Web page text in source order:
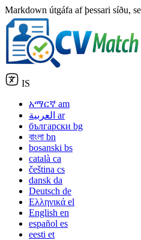
Markdown útgáfa af þessari síðu,
IS
አማርኛ am
العربية ar
български bg
বাংলা bn
bosanski bs
català ca
čeština cs
dansk da
Deutsch de
Ελληνικά el
English en
español es
eesti et